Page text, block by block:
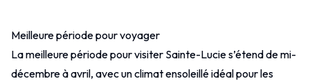
Contact
Meilleure période pour voyager
La meilleure période pour visiter Sainte-Lucie s’étend de mi-
décembre à avril, avec un climat ensoleillé idéal pour les